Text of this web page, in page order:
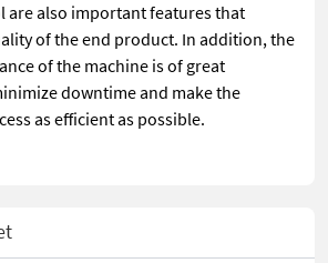
are also important features that
of the end product. In addition, the
of the machine is of great
downtime and make the
as efficient as possible.